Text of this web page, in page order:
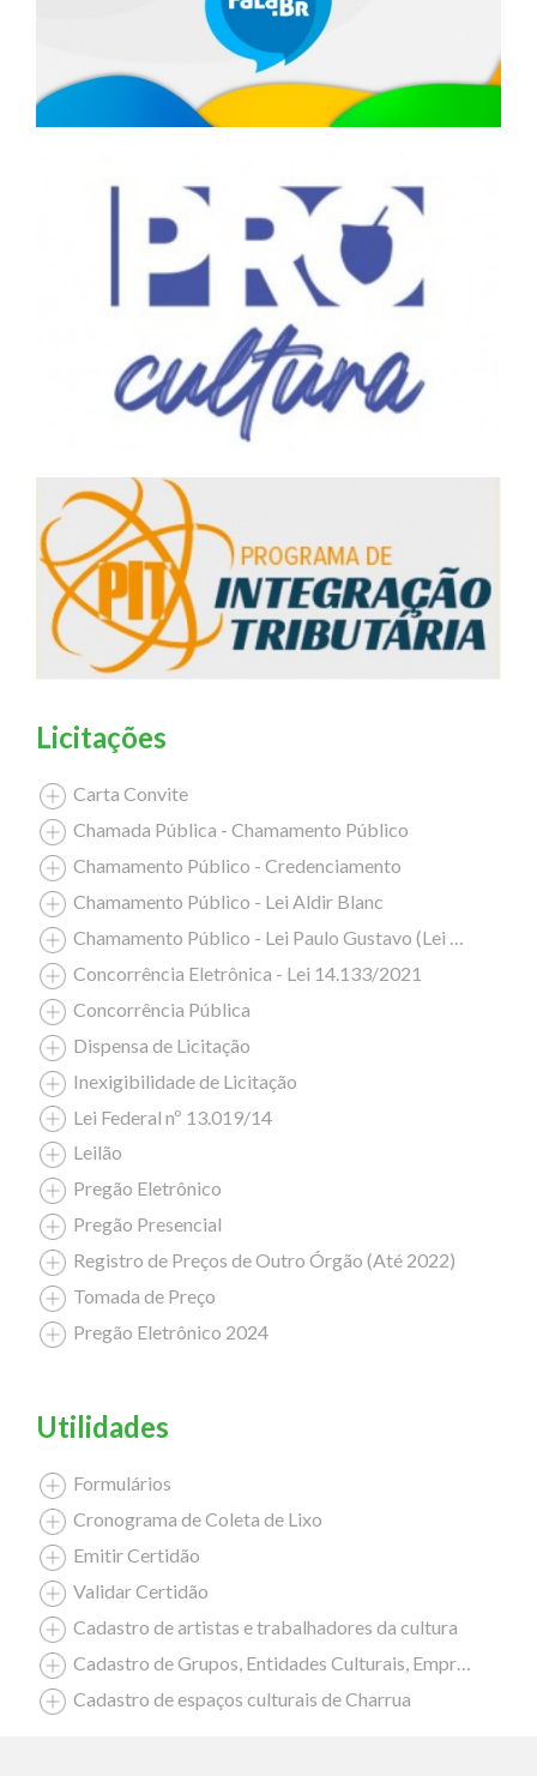
Licitações
Carta Convite
Chamada Pública - Chamamento Público
Chamamento Público - Credenciamento
Chamamento Público - Lei Aldir Blanc
Chamamento Público - Lei Paulo Gustavo (Lei Complementar nº 195/2022)
Concorrência Eletrônica - Lei 14.133/2021
Concorrência Pública
Dispensa de Licitação
Inexigibilidade de Licitação
Lei Federal nº 13.019/14
Leilão
Pregão Eletrônico
Pregão Presencial
Registro de Preços de Outro Órgão (Até 2022)
Tomada de Preço
Pregão Eletrônico 2024
Utilidades
Formulários
Cronograma de Coleta de Lixo
Emitir Certidão
Validar Certidão
Cadastro de artistas e trabalhadores da cultura
Cadastro de Grupos, Entidades Culturais, Empresas Culturais
Cadastro de espaços culturais de Charrua